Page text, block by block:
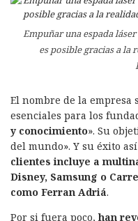
Empuñar una espada
es posible gracias a
El nombre de la
esenciales para los
y conocimiento». Su
del mundo». Y su éxito
clientes incluye a
Disney, Samsung o
como Ferran Adriá.
Por si fuera poco,han